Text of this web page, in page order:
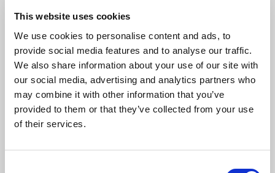
This website uses cookies
We use cookies to personalise content and ads, to
provide social media features and to analyse our traffic.
We also share information about your use of our site with
our social media, advertising and analytics partners who
may combine it with other information that you’ve
provided to them or that they’ve collected from your use
of their services.
bieżącego i następnego kwartału oraz tworzyć różne
modele symulacyjne. Monitor zapewnia
elastyczność w łączeniu i dopasowywaniu różnych
wariantów kosztów w oparciu o najbardziej aktualną
sytuację rynkową.
Przykładem mogą być dotacje na media w okresie
kryzysu przyznawane przez rząd. Można to ustawić
jako wariant kryzysowy poniesionych kosztów
produkcji, a Monitor będzie wtedy w stanie obliczyć
bieżące koszty produkcji w oparciu o najnowszy
dokładne dane dotyczące kosztów.